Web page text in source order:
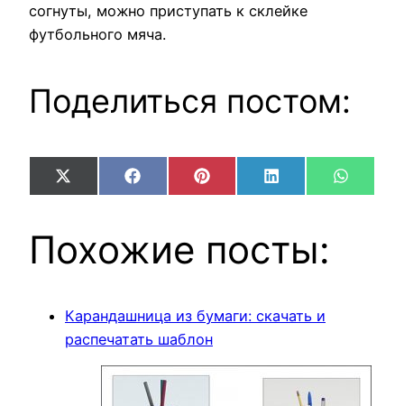
согнуты, можно приступать к склейке
футбольного мяча.
Поделиться постом:
Share
on
X
(Twitter)
Share
on
FacebookShare
on
Pinterest Share
on
LinkedIn Share
on
Похожие посты:
Карандашница из бумаги: скачать и
распечатать шаблон